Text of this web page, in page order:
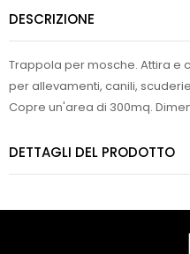
DESCRIZIONE
Trappola per mosche. Attira e
per allevamenti, canili,
Copre un'area di 300mq.
DETTAGLI DEL PRODOTTO